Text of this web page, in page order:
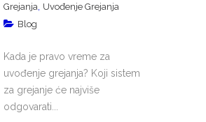
Grejanja Uvođenje Grejanja
Blog
Kada je pravo vreme za
uvođenje grejanja? Koji sistem
za grejanje će najviše
odgovarati...